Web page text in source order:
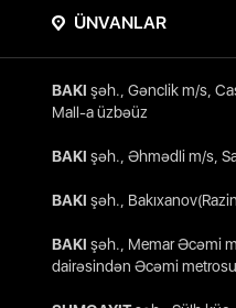
ÜNVANLAR
BAKI şəh., Gənclik m/s,
Mall-a üzbəüz
BAKI şəh., Əhmədli m/s,
BAKI şəh.,
BAKI şəh., Memar Əcəmi
dairəsindən Əcəmi